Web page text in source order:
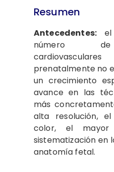
Resumen
Antecedentes:el
número
prenatalmente no
un crecimiento
avance en las
más
alta resolución,
color, el mayor
sistematización en
anatomía fetal.